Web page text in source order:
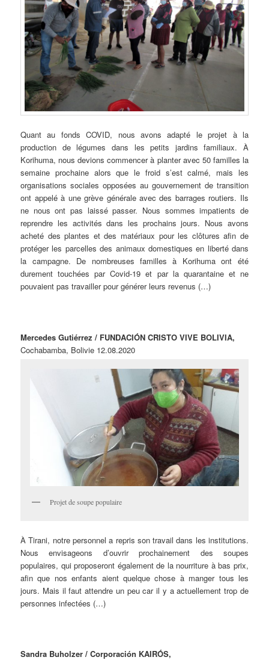
Quant au fonds COVID, nous avons adapté le projet à la
production de légumes dans les petits jardins familiaux. À
Korihuma, nous devions commencer à planter avec 50 familles la
semaine prochaine alors que le froid s’est calmé, mais les
organisations sociales opposées au gouvernement de transition
ont appelé à une grève générale avec des barrages routiers. Ils
ne nous ont pas laissé passer. Nous sommes impatients de
reprendre les activités dans les prochains jours. Nous avons
acheté des plantes et des matériaux pour les clôtures afin de
protéger les parcelles des animaux domestiques en liberté dans
la campagne. De nombreuses familles à Korihuma ont été
durement touchées par Covid-19 et par la quarantaine et ne
pouvaient pas travailler pour générer leurs revenus (…)
Mercedes Gutiérrez / FUNDACIÓN CRISTO VIVE BOLIVIA,
Cochabamba, Bolivie 12.08.2020
Projet de soupe populaire
À Tirani, notre personnel a repris son travail dans les institutions.
Nous envisageons d’ouvrir prochainement des soupes
populaires, qui proposeront également de la nourriture à bas prix,
afin que nos enfants aient quelque chose à manger tous les
jours. Mais il faut attendre un peu car il y a actuellement trop de
personnes infectées (…)
Sandra Buholzer / Corporación KAIRÓS,